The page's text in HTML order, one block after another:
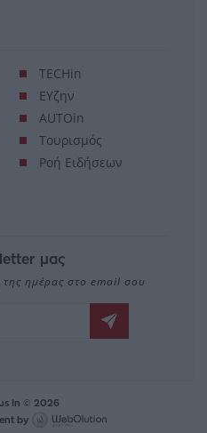
TECHin
ΕΥζην
AUTOin
Τουρισμός
Ροή Ειδήσεων
μας
της ημέρας στο email σου
In © 2026
by